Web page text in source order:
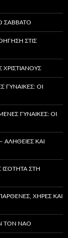
ΣΆΒΒΑΤΟ
ΣΤΙΣ
ΓΥΝΑΊΚΕΣ: ΟΙ
ΓΥΝΑΊΚΕΣ: ΟΙ
ΑΛΉΘΕΙΕΣ ΚΑΙ
ΣΤΗ
ΧΉΡΕΣ ΚΑΙ
ΤΟΝ ΝΑΌ